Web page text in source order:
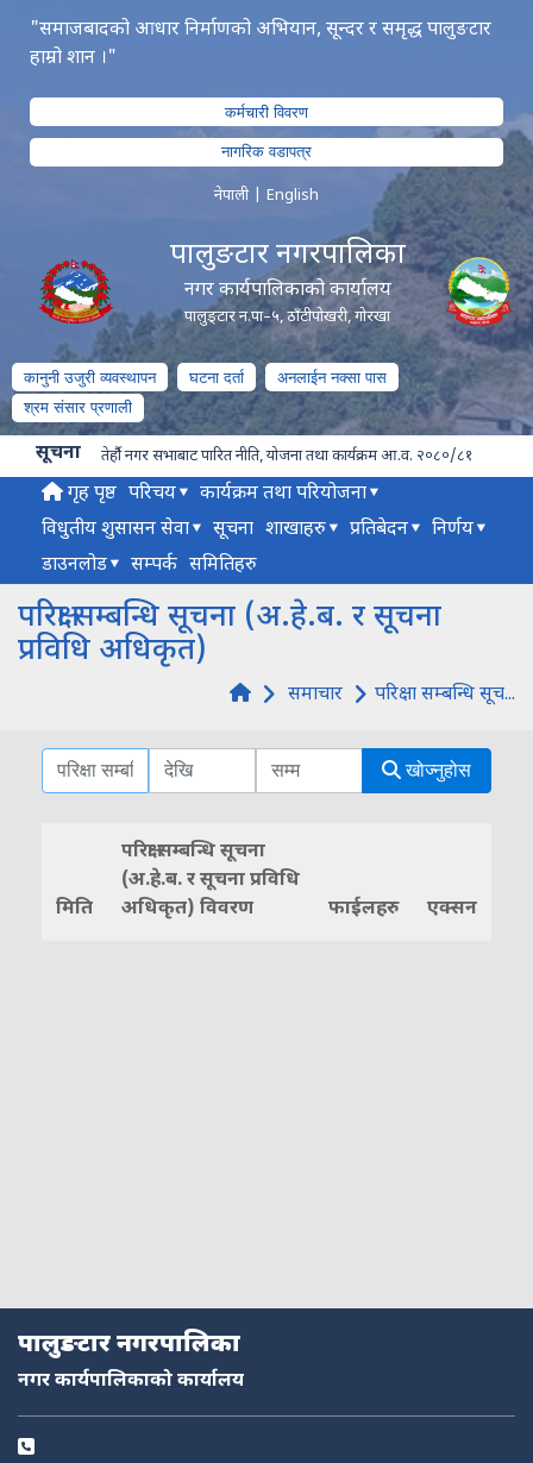
"समाजबादको आधार निर्माणको अभियान, सून्दर र समृद्ध पालुङटार
हाम्रो शान ।"
कर्मचारी विवरण
नागरिक वडापत्र
नेपाली English
पालुङटार नगरपालिका
नगर कार्यपालिकाको कार्यालय
पालुङ्टार न.पा–५, ठाँटीपोखरी, गोरखा
कानुनी उजुरी व्यवस्थापन घटना दर्ता
अनलाईन नक्सा पास
श्रम संसार प्रणाली
सूचना तेर्हौ नगर सभाबाट पारित नीति, योजना तथा कार्यक्रम आ.व. २०८०/८१
गृह पृष्ठ परिचय
कार्यक्रम तथा परियोजना
विधुतीय शुसासन सेवा
सूचना शाखाहरु प्रतिबेदन
निर्णय
डाउनलोड
सम्पर्क समितिहरु
परिक्षा सम्बन्धि सूचना (अ.हे.ब. र सूचना
प्रविधि अधिकृत)
समाचार परिक्षा सम्बन्धि सूच...
खोज्नुहोस
मिति
परिक्षा सम्बन्धि सूचना
(अ.हे.ब. र सूचना प्रविधि
अधिकृत) विवरण
फाईलहरु एक्सन
पालुङटार नगरपालिका
नगर कार्यपालिकाको कार्यालय